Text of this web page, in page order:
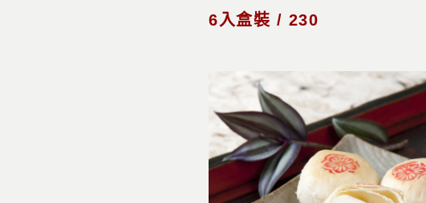
6入盒裝 / 230